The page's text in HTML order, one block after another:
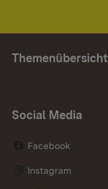
Themenübersicht
Social Media
Facebook
Instagram